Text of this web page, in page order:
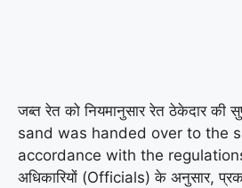
जब्त रेत को नियमानुसार रेत ठेकेदार की
sand was handed over to the
accordance with the
अधिकारियों (Officials) के अनुसार,